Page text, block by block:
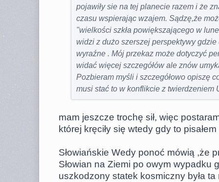
pojawiły sie na tej planecie razem i że
czasu wspierając wzajem. Sądzę,że
"wielkości szkła powiększającego w
widzi z dużo szerszej perspektywy
wyraźne . Mój przekaz może dotyczyć
widać więcej szczegółów ale znów
Pozbieram myśli i szczegółowo opiszę
musi stać to w konflikcie z twierdzeniem
mam jeszcze trochę sił, więc
której kręciły się wtedy gdy to
Słowiańskie Wedy ponoć mówią ,że
Słowian na Ziemi po owym wypadku
uszkodzony statek kosmiczny była